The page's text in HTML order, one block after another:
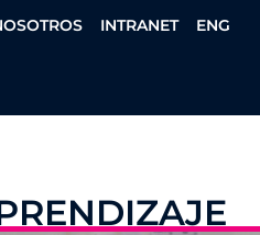
INTRANET ENG